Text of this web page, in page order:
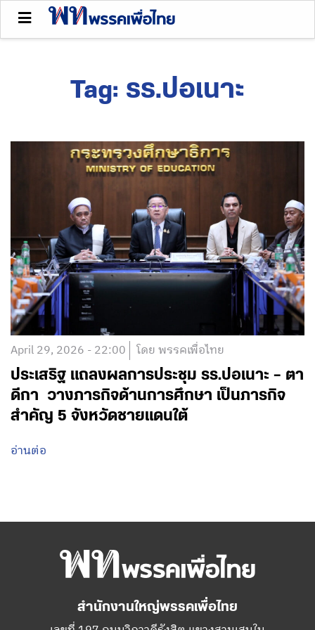
Tag: รร.ปอเนาะ
April 29, 2026 - 22:00 โดย พรรคเพื่อไทย
ประเสริฐ แถลงผลการประชุม รร.ปอเนาะ – ตา
ดีกา วางภารกิจด้านการศึกษา เป็นภารกิจ
สำคัญ 5 จังหวัดชายแดนใต้
อ่านต่อ
สำนักงานใหญ่พรรคเพื่อไทย